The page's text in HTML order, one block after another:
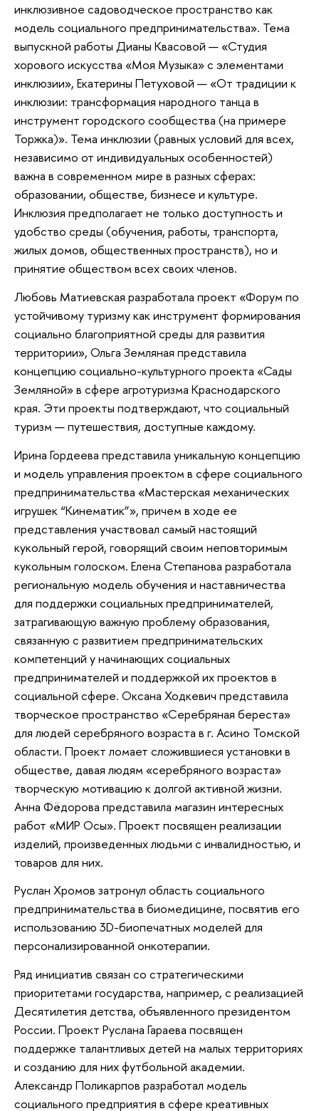
инклюзивное садоводческое пространство как
модель социального предпринимательства». Тема
выпускной работы Дианы Квасовой — «Студия
хорового искусства «Моя Музыка» с элементами
инклюзии», Екатерины Петуховой — «От традиции к
инклюзии: трансформация народного танца в
инструмент городского сообщества (на примере
Торжка)». Тема инклюзии (равных условий для всех,
независимо от индивидуальных особенностей)
важна в современном мире в разных сферах:
образовании, обществе, бизнесе и культуре.
Инклюзия предполагает не только доступность и
удобство среды (обучения, работы, транспорта,
жилых домов, общественных пространств), но и
принятие обществом всех своих членов.
Любовь Матиевская разработала проект «Форум по
устойчивому туризму как инструмент формирования
социально благоприятной среды для развития
территории», Ольга Земляная представила
концепцию социально-культурного проекта «Сады
Земляной» в сфере агротуризма Краснодарского
края. Эти проекты подтверждают, что социальный
туризм — путешествия, доступные каждому.
Ирина Гордеева представила уникальную концепцию
и модель управления проектом в сфере социального
предпринимательства «Мастерская механических
игрушек “Кинематик”», причем в ходе ее
представления участвовал самый настоящий
кукольный герой, говорящий своим неповторимым
кукольным голоском. Елена Степанова разработала
региональную модель обучения и наставничества
для поддержки социальных предпринимателей,
затрагивающую важную проблему образования,
связанную с развитием предпринимательских
компетенций у начинающих социальных
предпринимателей и поддержкой их проектов в
социальной сфере. Оксана Ходкевич представила
творческое пространство «Серебряная береста»
для людей серебряного возраста в г. Асино Томской
области. Проект ломает сложившиеся установки в
обществе, давая людям «серебряного возраста»
творческую мотивацию к долгой активной жизни.
Анна Фёдорова представила магазин интересных
работ «МИР Осы». Проект посвящен реализации
изделий, произведенных людьми с инвалидностью, и
товаров для них.
Руслан Хромов затронул область социального
предпринимательства в биомедицине, посвятив его
использованию 3D-биопечатных моделей для
персонализированной онкотерапии.
Ряд инициатив связан со стратегическими
приоритетами государства, например, с реализацией
Десятилетия детства, объявленного президентом
России. Проект Руслана Гараева посвящен
поддержке талантливых детей на малых территориях
и созданию для них футбольной академии.
Александр Поликарпов разработал модель
социального предприятия в сфере креативных